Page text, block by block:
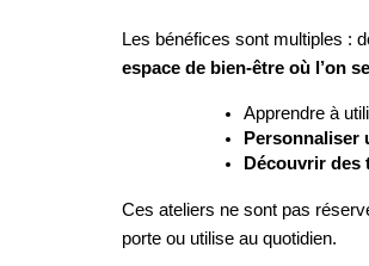
Les bénéfices sont multiples :
espace de bien-être où l’on
Apprendre à
Personnaliser
Découvrir des
Ces ateliers ne sont pas
porte ou utilise au quotidien.